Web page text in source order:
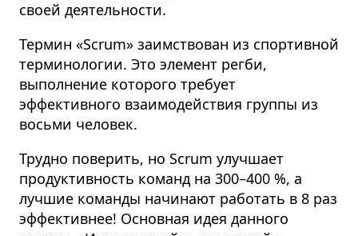
своей деятельности.
Термин «Scrum» заимствован из спортивной
терминологии. Это элемент регби,
выполнение которого требует
эффективного взаимодействия группы из
восьми человек.
Трудно поверить, но Scrum улучшает
продуктивность команд на 300–400 %, а
лучшие команды начинают работать в 8 раз
эффективнее! Основная идея данного